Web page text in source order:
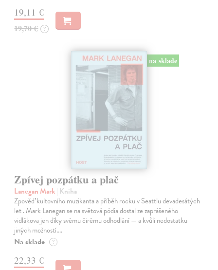
19,11 €
19,70 € ?
na sklade
Zpívej pozpátku a plač
Lanegan Mark| Kniha
Zpověď kultovního muzikanta a příběh rocku v Seattlu devadesátých
let . Mark Lanegan se na světová pódia dostal ze zaprášeného
vidlákova jen díky svému čirému odhodlání — a kvůli nedostatku
jiných možností.…
Na sklade ?
22,33 €